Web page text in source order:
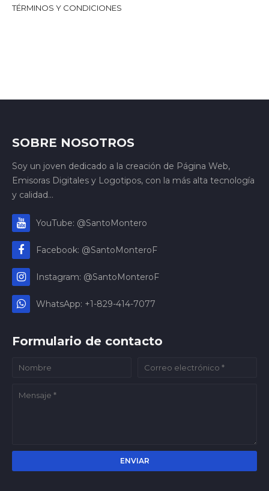
TÉRMINOS Y CONDICIONES
SOBRE NOSOTROS
Soy un joven dedicado a la creación de Página Web,
Emisoras Digitales y Logotipos, con la más alta tecnología
y calidad...
YouTube: @SantoMontero
Facebook: @SantoMonteroF
Instagram: @SantoMonteroF
WhatsApp: +1-829-414-7077
Formulario de contacto